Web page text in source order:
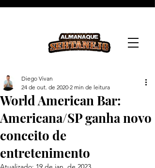
World American Bar:
Americana/SP ganha novo
conceito de
entretenimento
Diego Vivan
24 de out. de 2020 2 min de leitura